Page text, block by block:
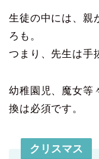
生徒の中には、親
ろも。
つまり、先生は手
幼稚園児、魔女等
換は必須です。
クリスマス